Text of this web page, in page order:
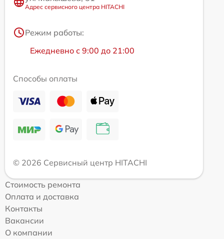
Адрес сервисного центра HITACHI
Режим работы:
Ежедневно с 9:00 до 21:00
Способы оплаты
© 2026 Сервисный центр HITACHI
Стоимость ремонта
Оплата и доставка
Контакты
Вакансии
О компании